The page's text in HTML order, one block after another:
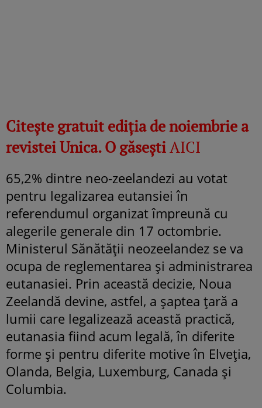
Citește gratuit ediția denoiembrie a
revistei Unica. O găseștiAICI
65,2% dintre neo-zeelandezi au votat
pentru legalizarea eutansiei în
referendumul organizat împreună cu
alegerile generale din 17 octombrie.
Ministerul Sănătății neozeelandez se va
ocupa de reglementarea și administrarea
eutanasiei. Prin această decizie, Noua
Zeelandă devine, astfel, a șaptea țară a
lumii care legalizează această practică,
eutanasia fiind acum legală, în diferite
forme și pentru diferite motive în Elveția,
Olanda, Belgia, Luxemburg, Canada și
Columbia.